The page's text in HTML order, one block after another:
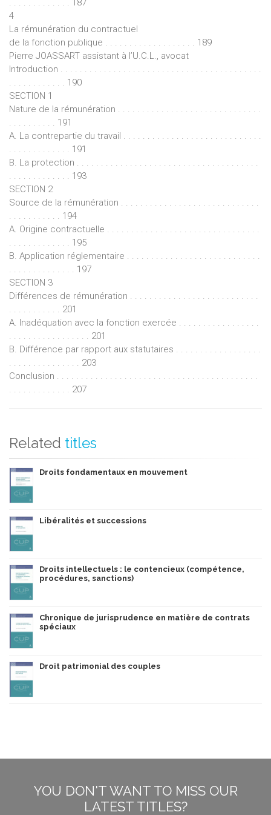
4
La rémunération du contractuel
de la fonction publique . . . . . . . . . . . . . . . . . . . 189
Pierre JOASSART assistant à l’U.C.L., avocat
Introduction . . . . . . . . . . . . . . . . . . . . . . . . . . . . . . . . . . . . . . . . . .
. . . . . . . . . . . . 190
SECTION 1
Nature de la rémunération . . . . . . . . . . . . . . . . . . . . . . . . . . . . . .
. . . . . . . . . . 191
A. La contrepartie du travail . . . . . . . . . . . . . . . . . . . . . . . . . . . . .
. . . . . . . . . . . . . 191
B. La protection . . . . . . . . . . . . . . . . . . . . . . . . . . . . . . . . . . . . . .
. . . . . . . . . . . . . 193
SECTION 2
Source de la rémunération . . . . . . . . . . . . . . . . . . . . . . . . . . . . .
. . . . . . . . . . . 194
A. Origine contractuelle . . . . . . . . . . . . . . . . . . . . . . . . . . . . . . . .
. . . . . . . . . . . . . 195
B. Application réglementaire . . . . . . . . . . . . . . . . . . . . . . . . . . . .
. . . . . . . . . . . . . . 197
SECTION 3
Différences de rémunération . . . . . . . . . . . . . . . . . . . . . . . . . . .
. . . . . . . . . . . 201
A. Inadéquation avec la fonction exercée . . . . . . . . . . . . . . . . .
. . . . . . . . . . . . . . . . . 201
B. Différence par rapport aux statutaires . . . . . . . . . . . . . . . . . .
. . . . . . . . . . . . . . . 203
Conclusion . . . . . . . . . . . . . . . . . . . . . . . . . . . . . . . . . . . . . . . . . .
. . . . . . . . . . . . . 207
Related titles
Droits fondamentaux en mouvement
Libéralités et successions
Droits intellectuels : le contencieux (compétence,
procédures, sanctions)
Chronique de jurisprudence en matière de contrats
spéciaux
Droit patrimonial des couples
YOU DON'T WANT TO MISS OUR
LATEST TITLES?